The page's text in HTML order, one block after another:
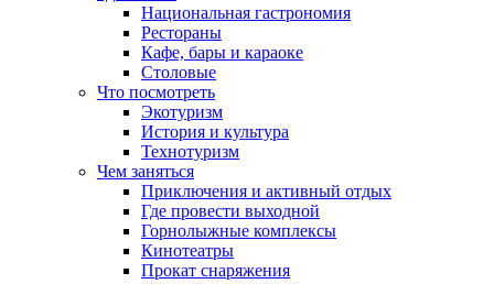
Национальная гастрономия
Рестораны
Кафе, бары и караоке
Столовые
Что посмотреть
Экотуризм
История и культура
Технотуризм
Чем заняться
Приключения и активный отдых
Где провести выходной
Горнолыжные комплексы
Кинотеатры
Прокат снаряжения